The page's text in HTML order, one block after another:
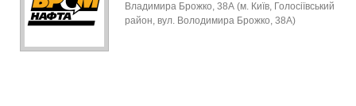
Владимира Брожко, 38А (м. Київ, Голосіївський
район, вул. Володимира Брожко, 38А)